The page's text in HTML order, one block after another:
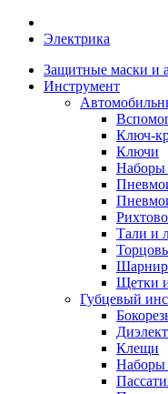
Электрика
Защитные маски и
Инструмент
Ключ-
Ключи
Наборы
Тали и
Щетки
Губцевый
Клещи
Наборы